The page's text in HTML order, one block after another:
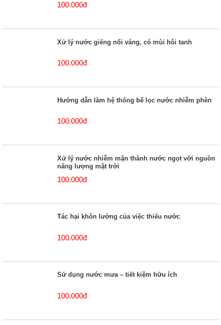
100.000đ
Xử lý nước giếng nổi váng, có mùi hôi tanh
100.000đ
Hướng dẫn làm hệ thống bể lọc nước nhiễm phèn
100.000đ
Xử lý nước nhiễm mặn thành nước ngọt với nguồn
năng lượng mặt trời
100.000đ
Tác hại khôn lường của việc thiếu nước
100.000đ
Sử dụng nước mưa – tiết kiệm hữu ích
100.000đ